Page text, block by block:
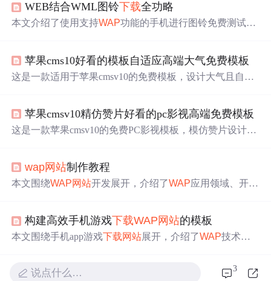
WEB结合WML图铃下载全功略
本文介绍了使用支持WAP功能的手机进行图铃免费测试下
流量计费，本站免费，最后提到后续会列出程序源代码。
苹果cms10好看的模板自适应高端大气免费模板
这是一款适用于苹果cmsv10的免费模板，设计大气且自适
S模板、会员中心响应式CSS，以及试看功能，适用于收费
内容网站。WAP模板带有专题、评论和 下载模块，首页默
苹果cmsv10精仿赞片好看的pc影视高端免费模板
这是一款苹果cmsv10的免费PC影视模板，模仿赞片设计，
端自适应、RSS模板、会员
时，支持试看、评论、留言本用户头像显示，以及WAP手
wap网站制作教程
本文围绕WAP网站开发展开，介绍了WAP应用领域、开发
出ASP技术开发动态WAP网站实例，分析WAP网站
道，如网络广告、无线电子商务等。
构建高效手机游戏下载WAP 网站的模板
本文围绕手机app游戏下载网站展开，介绍了WAP技术标
私保护，以及互动功能集成和SEO优化策略，旨在提供优
说点什么… 3